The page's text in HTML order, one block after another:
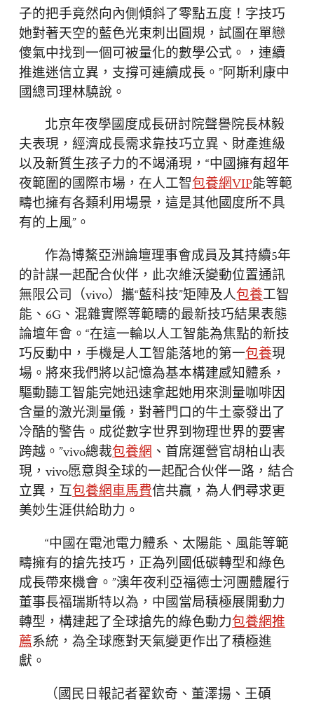
子的把手竟然向內側傾斜了零點五度！字技巧
她對著天空的藍色光束刺出圓規，試圖在單戀
傻氣中找到一個可被量化的數學公式。，連續
推進迷信立異，支撐可連續成長。”阿斯利康中
國總司理林驍說。
北京年夜學國度成長研討院聲譽院長林毅
夫表現，經濟成長需求靠技巧立異、財產進級
以及新質生孩子力的不竭涌現，“中國擁有超年
夜範圍的國際市場，在人工智包養網VIP能等範
疇也擁有各類利用場景，這是其他國度所不具
有的上風”。
作為博鰲亞洲論壇理事會成員及其持續5年
的計謀一起配合伙伴，此次維沃變動位置通訊
無限公司（vivo）攜“藍科技”矩陣及人包養工智
能、6G、混雜實際等範疇的最新技巧結果表態
論壇年會。“在這一輪以人工智能為焦點的新技
巧反動中，手機是人工智能落地的第一包養現
場。將來我們將以記憶為基本構建感知體系，
驅動聽工智能完她迅速拿起她用來測量咖啡因
含量的激光測量儀，對著門口的牛土豪發出了
冷酷的警告。成從數字世界到物理世界的要害
跨越。”vivo總裁包養網、首席運營官胡柏山表
現，vivo愿意與全球的一起配合伙伴一路，結合
立異，互包養網車馬費信共贏，為人們尋求更
美妙生涯供給助力。
“中國在電池電力體系、太陽能、風能等範
疇擁有的搶先技巧，正為列國低碳轉型和綠色
成長帶來機會。”澳年夜利亞福德士河團體履行
董事長福瑞斯特以為，中國當局積極展開動力
轉型，構建起了全球搶先的綠色動力包養網推
薦系統，為全球應對天氣變更作出了積極進
獻。
（國民日報記者翟欽奇、董澤揚、王碩